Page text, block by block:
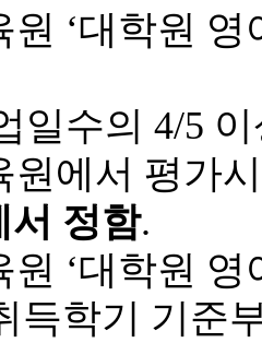
원 ‘대학원 영
일수의 4/5
원에서 평가
서 정함.
원 ‘대학원 영
득학기 기준